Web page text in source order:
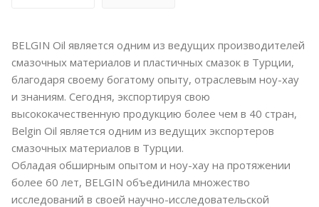
BELGIN Oil является одним из ведущих производителей
смазочных материалов и пластичных смазок в Турции,
благодаря своему богатому опыту, отраслевым ноу-хау
и знаниям. Сегодня, экспортируя свою
высококачественную продукцию более чем в 40 стран,
Belgin Oil является одним из ведущих экспортеров
смазочных материалов в Турции.
Обладая обширным опытом и ноу-хау на протяжении
более 60 лет, BELGIN объединила множество
исследований в своей научно-исследовательской